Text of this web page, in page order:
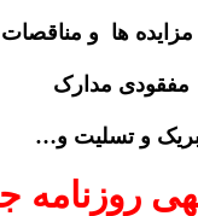
مزایده ها و مناقصات
مفقودی مدارک
و تسلیت و…
روزنامه